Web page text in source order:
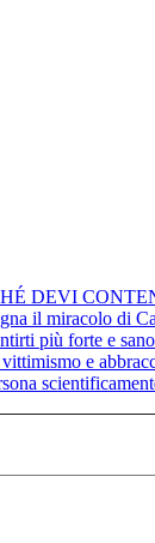
DEVI
il miracolo di
più forte e
e